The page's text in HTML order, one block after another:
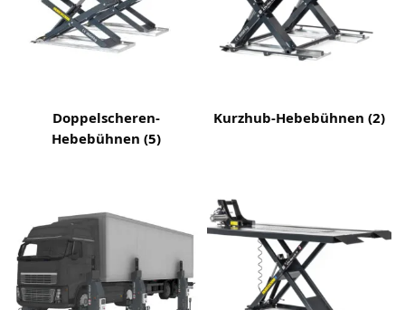
Doppelscheren-
Hebebühnen (5)
Kurzhub-Hebebühnen (2)